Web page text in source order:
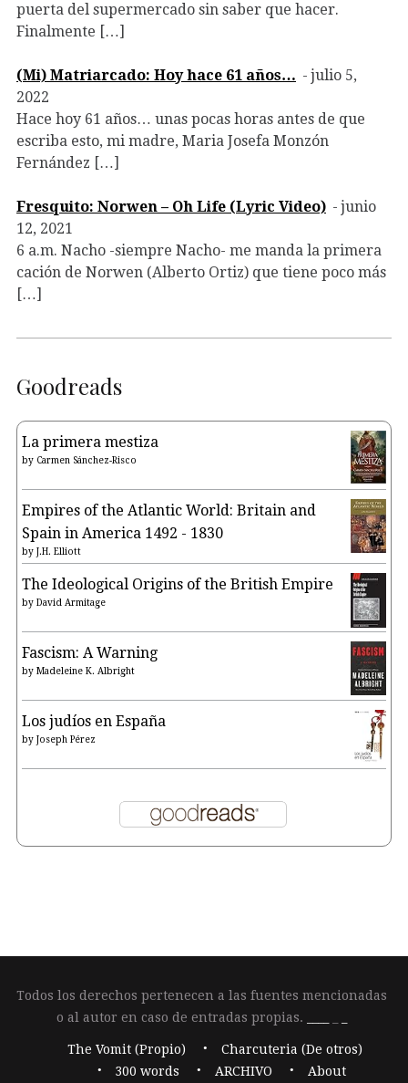
puerta del supermercado sin saber que hacer.
Finalmente […]
(Mi) Matriarcado: Hoy hace 61 años…
julio 5,
2022
Hace hoy 61 años… unas pocas horas antes de que
escriba esto, mi madre, Maria Josefa Monzón
Fernández […]
Fresquito: Norwen – Oh Life (Lyric Video)
junio
12, 2021
6 a.m. Nacho -siempre Nacho- me manda la primera
cación de Norwen (Alberto Ortiz) que tiene poco más
[…]
Goodreads
La primera mestiza
by Carmen Sánchez-Risco
Empires of the Atlantic World: Britain and
Spain in America 1492 - 1830
by J.H. Elliott
The Ideological Origins of the British Empire
by David Armitage
Fascism: A Warning
by Madeleine K. Albright
Los judíos en España
by Joseph Pérez
Todos los derechos pertenecen a las fuentes mencionadas
o al autor en caso de entradas propias.
The Vomit (Propio)
Charcuteria (De otros)
300 words
ARCHIVO About